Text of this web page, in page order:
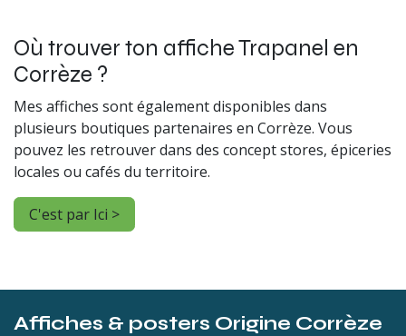
Où trouver ton affiche Trapanel en
Corrèze ?
Mes affiches sont également disponibles dans
plusieurs boutiques partenaires en Corrèze. Vous
pouvez les retrouver dans des concept stores, épiceries
locales ou cafés du territoire.
C'est par Ici >
Affiches & posters Origine Corrèze